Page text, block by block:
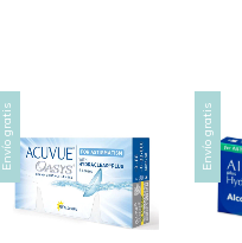
Envío gratis Envío gratis